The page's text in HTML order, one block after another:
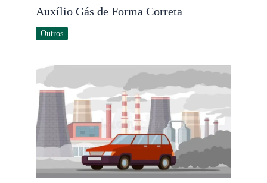
Auxílio Gás de Forma Correta
Outros